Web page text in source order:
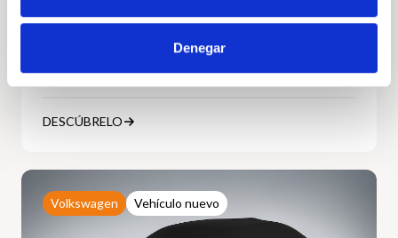
Denegar
Precio a consultar
122cv Automático Diésel
DESCÚBRELO
Volkswagen Vehículo nuevo